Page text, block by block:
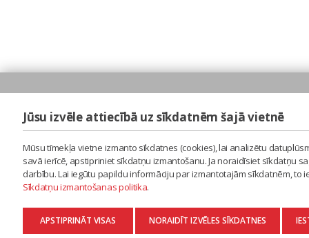
Jūsu izvēle attiecībā uz sīkdatnēm šajā vietnē
Mūsu tīmekļa vietne izmanto sīkdatnes (cookies), lai analizētu
savā ierīcē, apstipriniet sīkdatņu izmantošanu. Ja noraidīsiet sīkdatņu
darbību. Lai iegūtu papildu informāciju par izmantotajām sīkdatnēm,
Sīkdatņu izmantošanas politika.
APSTIPRINĀT VISAS NORAIDĪT IZVĒLES SĪKDATNES